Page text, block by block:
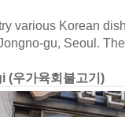
various Korean
gu, Seoul.
우가육회불고기)